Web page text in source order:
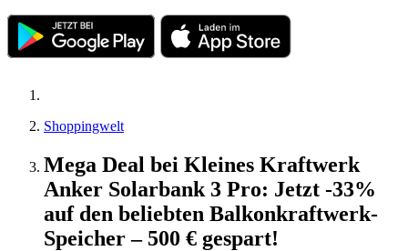
Shoppingwelt
Mega Deal bei Kleines Kraftwerk
Anker Solarbank 3 Pro: Jetzt -33%
auf den beliebten Balkonkraftwerk-
Speicher – 500 € gespart!